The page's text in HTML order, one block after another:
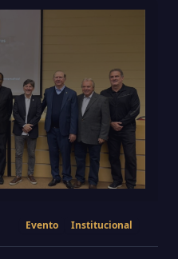
Evento Institucional